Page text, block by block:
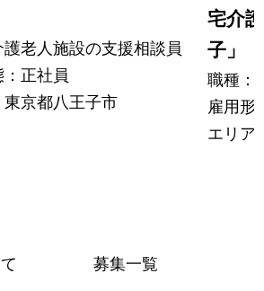
老人施設の支援相談員
：正社員
東京都八王子市
宅介
子」
職種：
雇用形
エリア
募集一覧